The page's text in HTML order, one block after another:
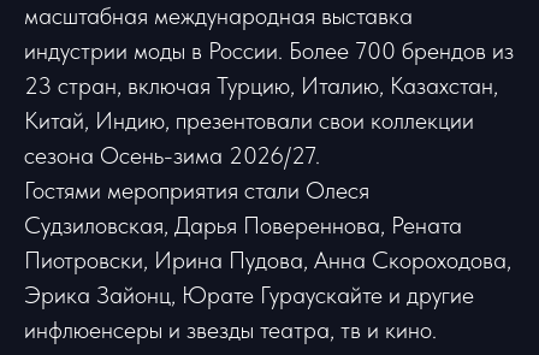
масштабная международная выставка
индустрии моды в России. Более 700 брендов из
23 стран, включая Турцию, Италию, Казахстан,
Китай, Индию, презентовали свои коллекции
сезона Осень-зима 2026/27.
Гостями мероприятия стали Олеся
Судзиловская, Дарья Повереннова, Рената
Пиотровски, Ирина Пудова, Анна Скороходова,
Эрика Зайонц, Юрате Гураускайте и другие
инфлюенсеры и звезды театра, тв и кино.